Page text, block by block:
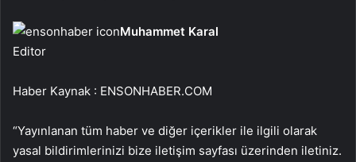
Muhammet Karal
Editor
Haber Kaynak : ENSONHABER.COM
“Yayınlanan tüm haber ve diğer içerikler ile ilgili olarak
yasal bildirimlerinizi bize iletişim sayfası üzerinden iletiniz.